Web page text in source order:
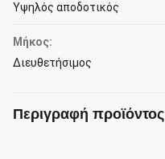
Υψηλός αποδοτικός
Μήκος:
Διευθετήσιμος
Περιγραφή προϊόντος